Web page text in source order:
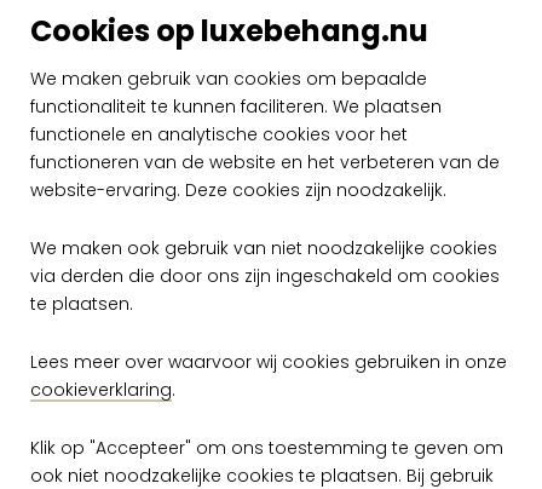
Cookies op luxebehang.nu
We maken gebruik van cookies om bepaalde
functionaliteit te kunnen faciliteren. We plaatsen
functionele en analytische cookies voor het
functioneren van de website en het verbeteren van de
website-ervaring. Deze cookies zijn noodzakelijk.
We maken ook gebruik van niet noodzakelijke cookies
via derden die door ons zijn ingeschakeld om cookies
te plaatsen.
Lees meer over waarvoor wij cookies gebruiken in onze
cookieverklaring.
Klik op "Accepteer" om ons toestemming te geven om
ook niet noodzakelijke cookies te plaatsen. Bij gebruik
Onderhoud: Tijdens de plaatsing zeer licht
afwasbaar (natte lijm afdeppen)
Hoe verwijderen: Volledig droog
verwijderbaar
Brandnorm: B-s1, d0 / Class A
Onderhoud.pdf
Brand certificaat US.pdf